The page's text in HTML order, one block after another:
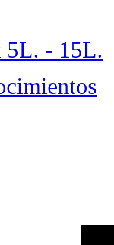
5L. - 15L.